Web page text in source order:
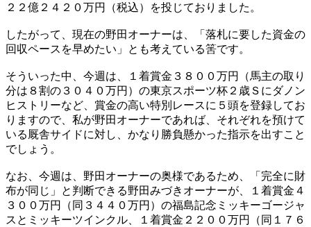
２２億２４２０万円（税込）を投じておりました。
したがって、現在の野田オーナーは、「落札に要した資金の
回収ペースを早めたい」とも考えている筈です。
そういった中、今週は、１着賞金３８００万円（馬主の取り
分は８割の３０４０万円）の東京スポーツ杯２歳Ｓにダノン
ヒストリーなど、賞金の高い特別レースに５頭を登録してお
りますので、私が野田オーナーであれば、それぞれを預けて
いる厩舎サイドに対し、かなり勝負懸かった指示を出すこと
でしょう。
なお、今週は、野田オーナーの奥様であるため、「完全に財
布が同じ」と判断できる野田みづきオーナーが、１着賞金４
３００万円（同３４４０万円）の福島記念ミッキーゴージャ
スとミッキーツインクル、１着賞金２２００万円（同１７６